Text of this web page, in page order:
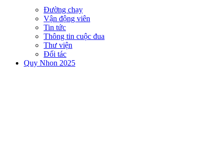
Đường chạy
Vận động viên
Tin tức
Thông tin cuộc đua
Thư viện
Đối tác
Quy Nhon 2025